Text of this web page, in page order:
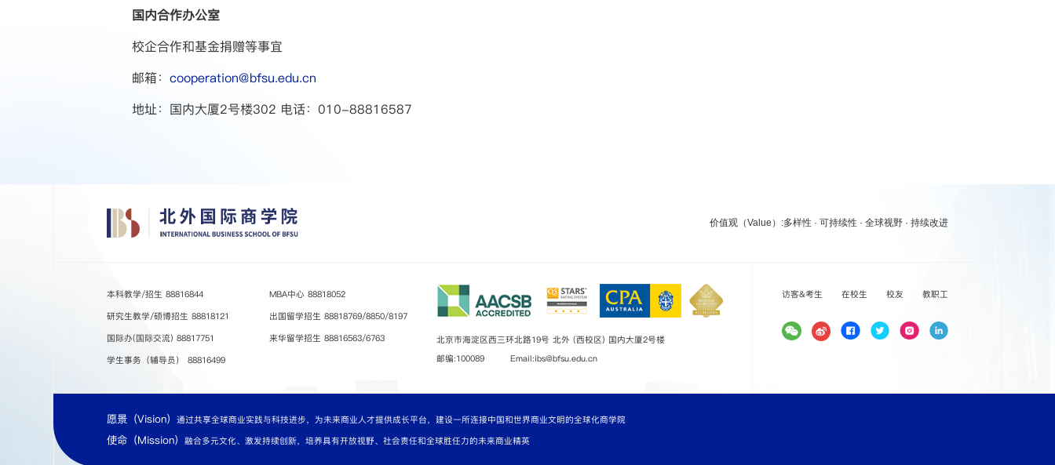
国内合作办公室
校企合作和基金捐赠等事宜
邮箱： cooperation@bfsu.edu.cn
地址：国内大厦2号楼302 电话：010-88816587
价值观（Value）:多样性 · 可持续性 · 全球视野 · 持续改进
本科教学/招生 88816844
研究生教学/硕博招生 88818121
国际办(国际交流) 88817751
学生事务（辅导员） 88816499
MBA中心 88818052
出国留学招生 88818769/8850/8197
来华留学招生 88816563/6763
北京市海淀区西三环北路19号 北外 (西校区) 国内大厦2号楼
邮编:100089 Email:ibs@bfsu.edu.cn
访客&考生 在校生 校友 教职工
愿景（Vision） 通过共享全球商业实践与科技进步，为未来商业人才提供成长平台，建设一所连接中国和世界商业文明的全球化商学院
使命（Mission） 融合多元文化、激发持续创新，培养具有开放视野、社会责任和全球胜任力的未来商业精英